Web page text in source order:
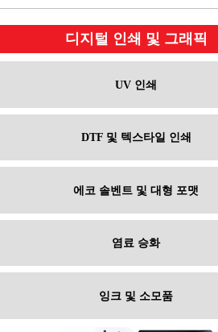
디지털 인쇄 및 그래픽
UV 인쇄
DTF 및 텍스타일 인쇄
에코 솔벤트 및 대형 포맷
염료 승화
잉크 및 소모품